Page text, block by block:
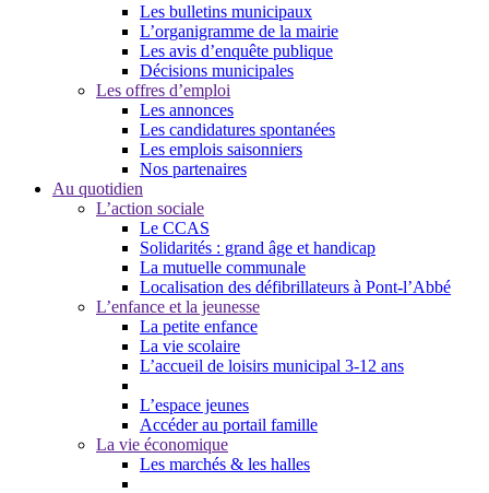
Les bulletins municipaux
L’organigramme de la mairie
Les avis d’enquête publique
Décisions municipales
Les offres d’emploi
Les annonces
Les candidatures spontanées
Les emplois saisonniers
Nos partenaires
Au quotidien
L’action sociale
Le CCAS
Solidarités : grand âge et handicap
La mutuelle communale
Localisation des défibrillateurs à Pont-l’Abbé
L’enfance et la jeunesse
La petite enfance
La vie scolaire
L’accueil de loisirs municipal 3-12 ans
L’espace jeunes
Accéder au portail famille
La vie économique
Les marchés & les halles